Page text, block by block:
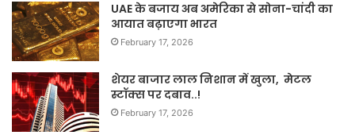
UAE के बजाय अब अमेरिका से सोना-चांदी का
आयात बढ़ाएगा भारत
February 17, 2026
शेयर बाजार लाल निशान में खुला, मेटल
स्टॉक्स पर दबाव..!
February 17, 2026